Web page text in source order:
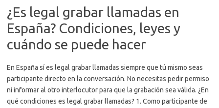
¿Es legal grabar llamadas en
España? Condiciones, leyes y
cuándo se puede hacer
En España sí es legal grabar llamadas siempre que tú mismo seas
participante directo en la conversación. No necesitas pedir permiso
ni informar al otro interlocutor para que la grabación sea válida. ¿En
qué condiciones es legal grabar llamadas? 1. Como participante de